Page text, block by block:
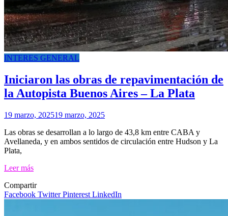
INTERES GENERAL
Iniciaron las obras de repavimentación de
la Autopista Buenos Aires – La Plata
19 marzo, 202519 marzo, 2025
Las obras se desarrollan a lo largo de 43,8 km entre CABA y
Avellaneda, y en ambos sentidos de circulación entre Hudson y La
Plata,
Leer más
Compartir
Facebook TwitterPinterest LinkedIn